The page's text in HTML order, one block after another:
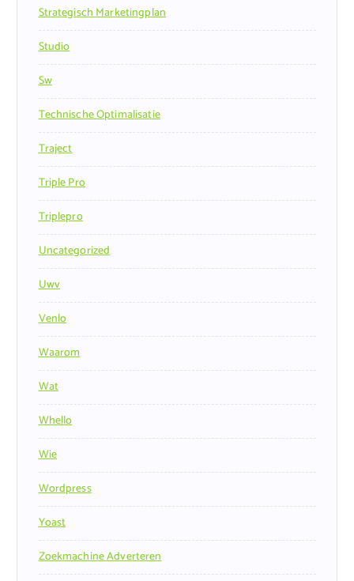
Strategisch Marketingplan
Studio
Sw
Technische Optimalisatie
Traject
Triple Pro
Triplepro
Uncategorized
Uwv
Venlo
Waarom
Wat
Whello
Wie
Wordpress
Yoast
Zoekmachine Adverteren